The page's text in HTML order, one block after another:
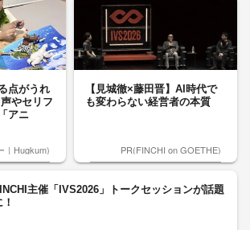
点がうれ
やセリフ
アニ
｜Hugkum)
【見城徹×藤田晋】AI時代で
も変わらない経営者の本質
PR(FINCHI on GOETHE)
主催「IVS2026」トークセッションが話題